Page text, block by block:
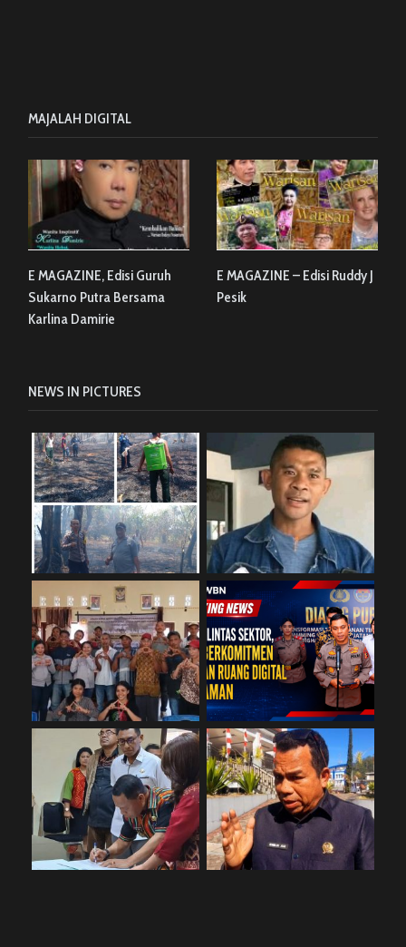
MAJALAH DIGITAL
E MAGAZINE, Edisi Guruh
Sukarno Putra Bersama
Karlina Damirie
E MAGAZINE – Edisi Ruddy J
Pesik
NEWS IN PICTURES